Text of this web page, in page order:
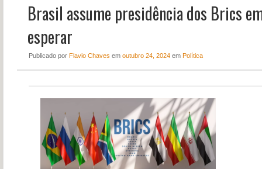
NOTÍCIAS PERFIL
Brasil assume presidência dos Brics
esperar
Publicado por Flavio Chaves em outubro 24, 2024em Política